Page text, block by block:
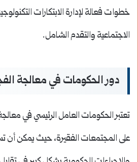
خطوات فعالة لإدارة الابتكارات
الاجتماعية والتقدم الشامل.
دور الحكومات في معالجة
تعتبر الحكومات العامل الرئيسي في
على المجتمعات الفقيرة، حيث يمكن أن